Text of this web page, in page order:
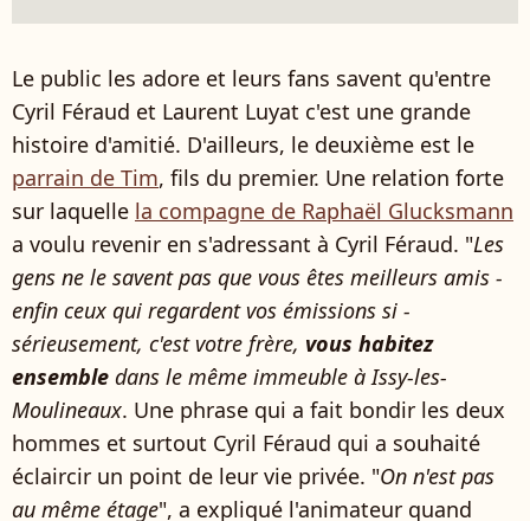
Le public les adore et leurs fans savent qu'entre
Cyril Féraud et Laurent Luyat c'est une grande
histoire d'amitié. D'ailleurs, le deuxième est le
parrain de Tim, fils du premier. Une relation forte
sur laquelle la compagne de Raphaël Glucksmann
a voulu revenir en s'adressant à Cyril Féraud. "Les
gens ne le savent pas que vous êtes meilleurs amis -
enfin ceux qui regardent vos émissions si -
sérieusement, c'est votre frère, vous habitez
ensemble dans le même immeuble à Issy-les-
Moulineaux. Une phrase qui a fait bondir les deux
hommes et surtout Cyril Féraud qui a souhaité
éclaircir un point de leur vie privée. "On n'est pas
au même étage", a expliqué l'animateur quand